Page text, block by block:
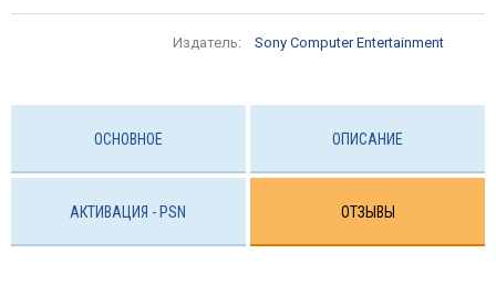
Издатель: Sony Computer Entertainment
ОСНОВНОЕ ОПИСАНИЕ
АКТИВАЦИЯ - PSN ОТЗЫВЫ